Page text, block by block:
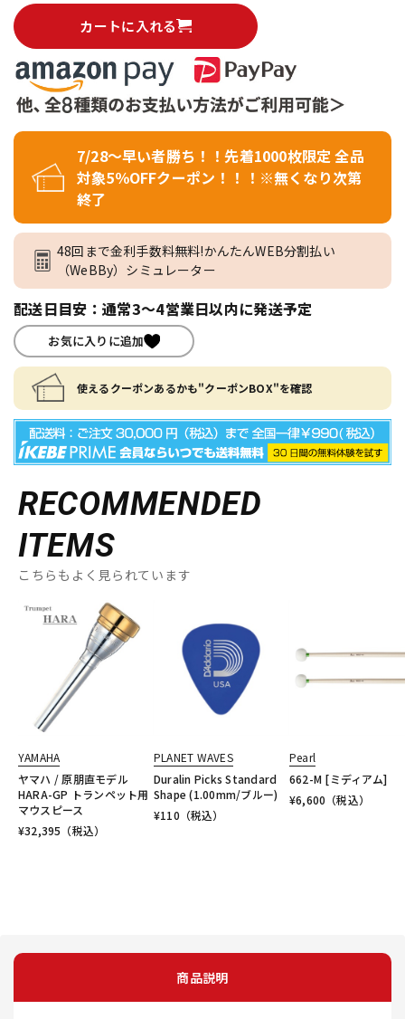
カートに入れる
7/28～早い者勝ち！！先着1000枚限定 全品
対象5％OFFクーポン！！！※無くなり次第
終了
48回まで金利手数料無料!かんたんWEB分割払い
（WeBBy）シミュレーター
配送日目安：通常3～4営業日以内に発送予定
お気に入りに追加
使えるクーポンあるかも"クーポンBOX"を確認
RECOMMENDED
ITEMS
こちらもよく見られています
YAMAHA
ヤマハ / 原朋直モデル
HARA-GP トランペット用
マウスピース
¥32,395 （税込）
PLANET WAVES
Duralin Picks Standard
Shape (1.00mm/ブルー)
¥110 （税込）
Pearl
662-M [ミディアム]
¥6,600 （税込）
商品説明